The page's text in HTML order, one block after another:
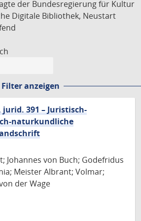
der Bundesregierung für Kultur
Digitale Bibliothek, Neustart
Filter anzeigen
jurid. 391 – Juristisch-
naturkundliche
Johannes von Buch; Godefridus
Meister Albrant; Volmar;
der Wage